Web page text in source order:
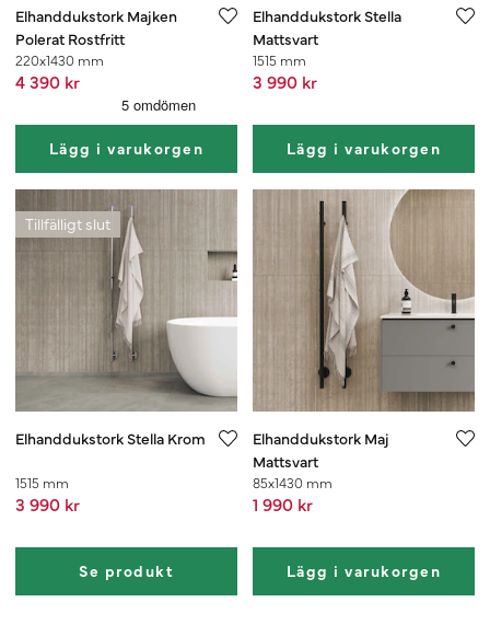
Elhanddukstork Majken
Polerat Rostfritt
220x1430 mm
4 390 kr
Lägg i varukorgen
Elhanddukstork Stella
Mattsvart
1515 mm
3 990 kr
Lägg i varukorgen
Tillfälligt slut
Elhanddukstork Stella Krom
1515 mm
3 990 kr
Se produkt
Elhanddukstork Maj
Mattsvart
85x1430 mm
1 990 kr
Lägg i varukorgen